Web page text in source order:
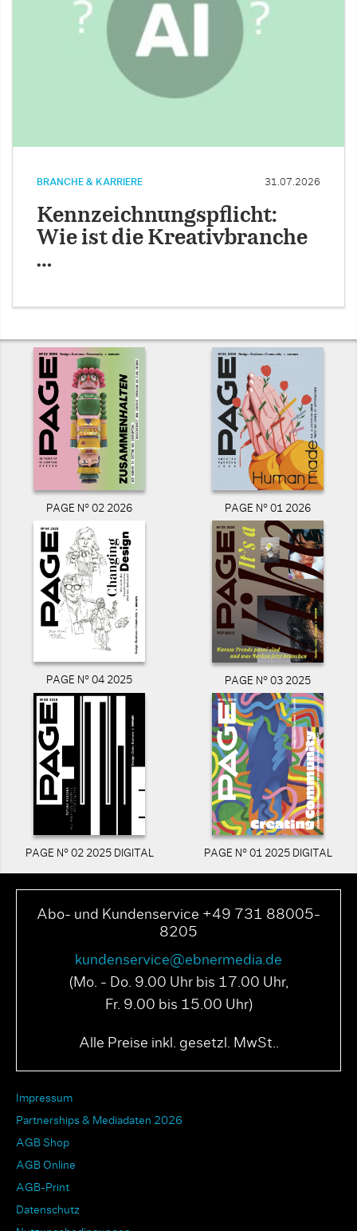
BRANCHE & KARRIERE 31.07.2026
Kennzeichnungspflicht:
Wie ist die Kreativbranche
…
PAGE N° 02 2026 PAGE N° 01 2026
PAGE N° 04 2025 PAGE N° 03 2025
PAGE N° 02 2025 DIGITAL PAGE N° 01 2025 DIGITAL
Abo- und Kundenservice +49 731 88005-
8205
kundenservice@ebnermedia.de
(Mo. - Do. 9.00 Uhr bis 17.00 Uhr,
Fr. 9.00 bis 15.00 Uhr)
Alle Preise inkl. gesetzl. MwSt..
Impressum
Partnerships & Mediadaten 2026
AGB Shop
AGB Online
AGB-Print
Datenschutz